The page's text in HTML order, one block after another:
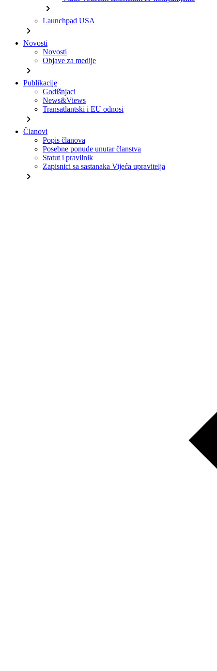
chevron_right
Launchpad USA
chevron_right
Novosti
Novosti
Objave za medije
chevron_right
Publikacije
Godišnjaci
News&Views
Transatlantski i EU odnosi
chevron_right
Članovi
Popis članova
Posebne ponude unutar članstva
Statut i pravilnik
Zapisnici sa sastanaka Vijeća upravitelja
chevron_right